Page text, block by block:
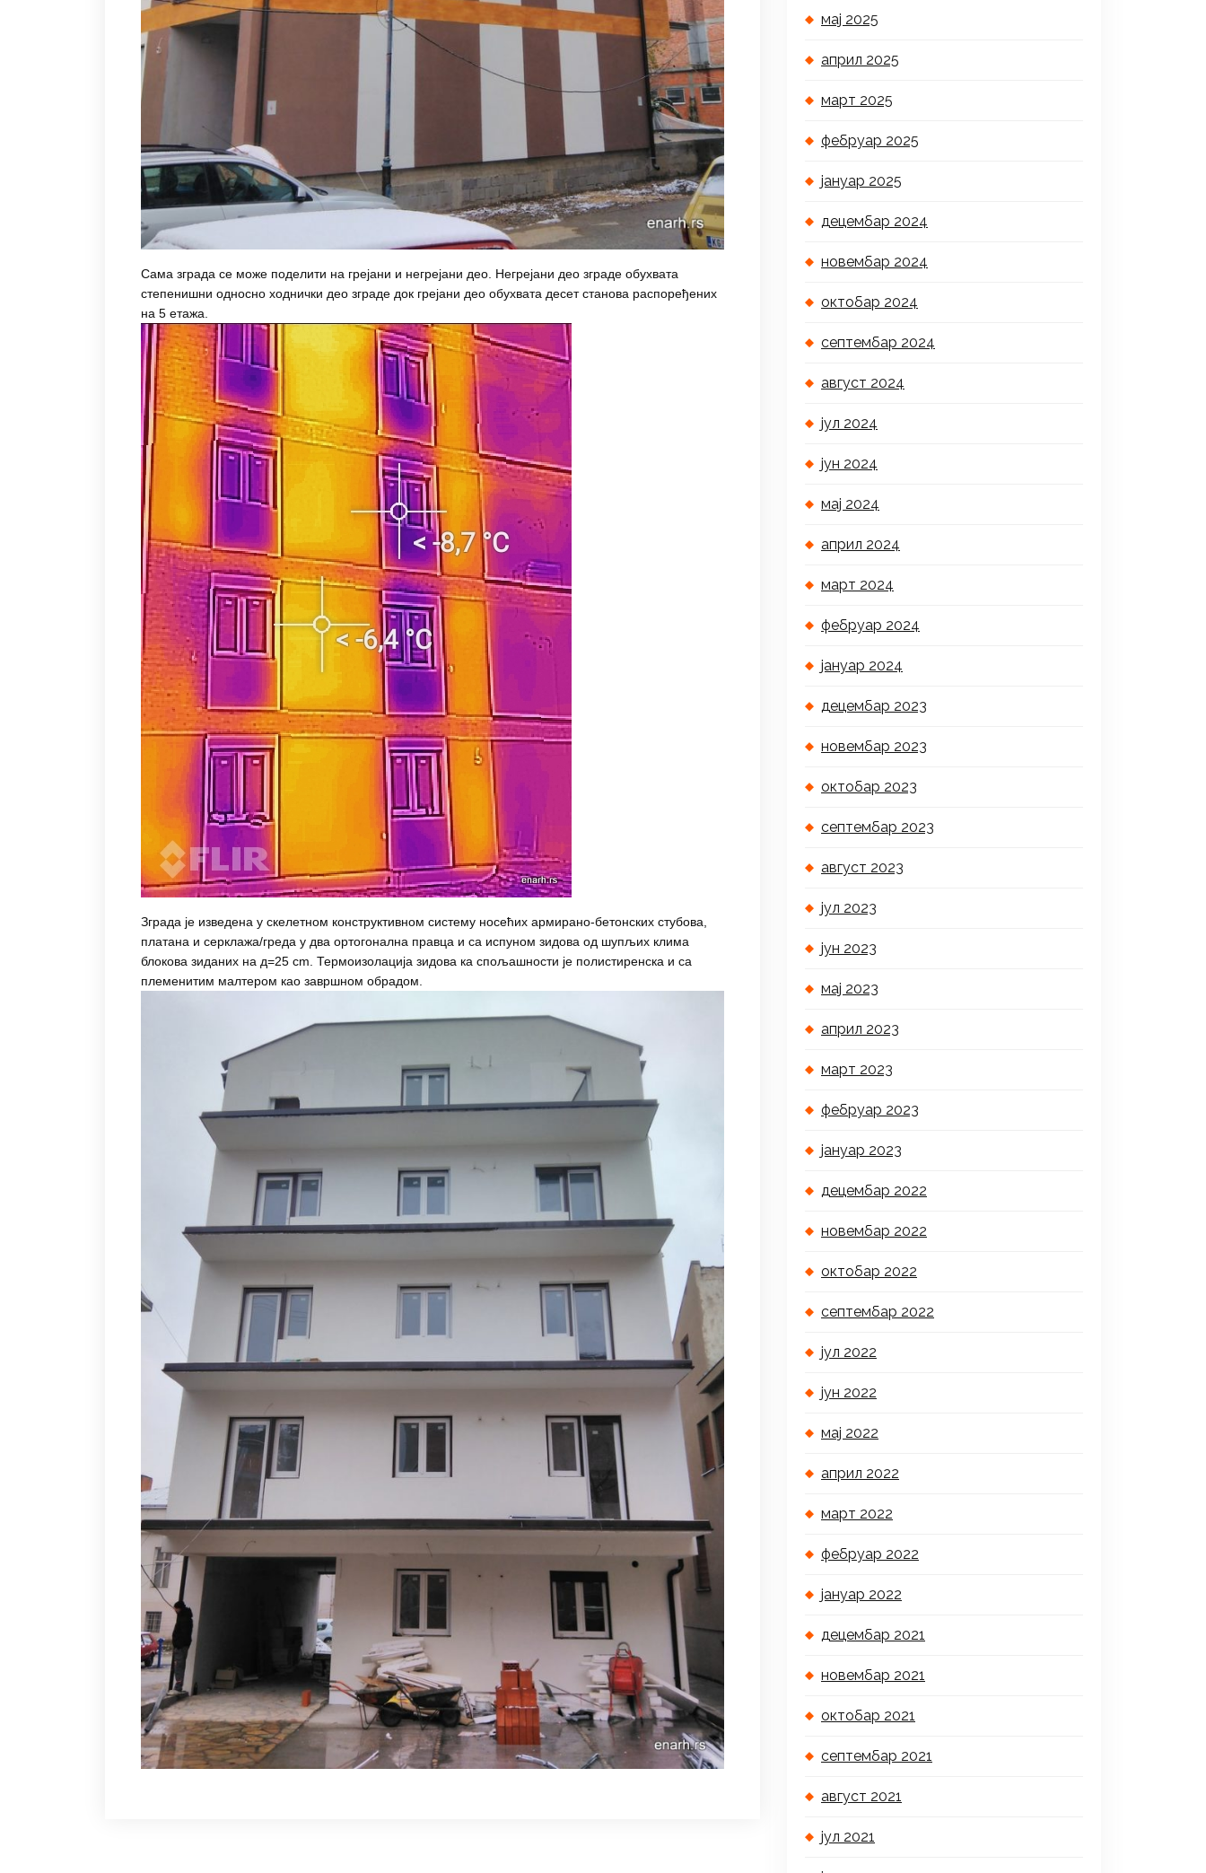
Сама зграда се може поделити на грејани и негрејани део. Негрејани део зграде обухвата
степенишни односно ходнички део зграде док грејани део обухвата десет станова распоређених
на 5 етажа.
Зграда је изведена у скелетном конструктивном систему носећих армирано-бетонских стубова,
платана и серклажа/греда у два ортогонална правца и са испуном зидова од шупљих клима
блокова зиданих на д=25 cm. Термоизолација зидова ка спољашности је полистиренска и са
племенитим малтером као завршном обрадом.
мај 2025
април 2025
март 2025
фебруар 2025
јануар 2025
децембар 2024
новембар 2024
октобар 2024
септембар 2024
август 2024
јул 2024
јун 2024
мај 2024
април 2024
март 2024
фебруар 2024
јануар 2024
децембар 2023
новембар 2023
октобар 2023
септембар 2023
август 2023
јул 2023
јун 2023
мај 2023
април 2023
март 2023
фебруар 2023
јануар 2023
децембар 2022
новембар 2022
октобар 2022
септембар 2022
јул 2022
јун 2022
мај 2022
април 2022
март 2022
фебруар 2022
јануар 2022
децембар 2021
новембар 2021
октобар 2021
септембар 2021
август 2021
јул 2021